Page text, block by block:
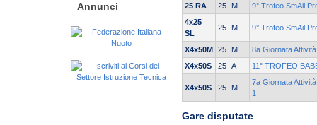
Annunci
25 RA
25 M
9° Trofeo SmAil
4x25
SL
25 M 9° Trofeo SmAil
X4x50M 25 M
8a Giornata
X4x50S
25 A 11° TROFEO
X4x50S 25 M
7a Giornata
1
Gare disputate